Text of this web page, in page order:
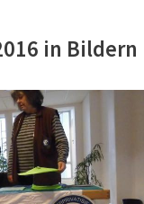
in Bildern